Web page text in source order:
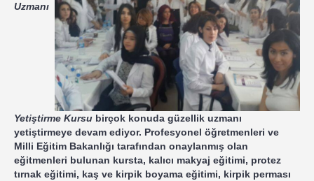
Uzmanı
Yetiştirme Kursu birçok konuda güzellik uzmanı
yetiştirmeye devam ediyor. Profesyonel öğretmenleri ve
Milli Eğitim Bakanlığı tarafından onaylanmış olan
eğitmenleri bulunan kursta, kalıcı makyaj eğitimi, protez
tırnak eğitimi, kaş ve kirpik boyama eğitimi, kirpik perması